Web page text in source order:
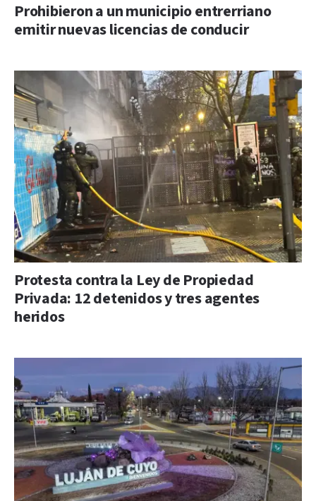
Prohibieron a un municipio entrerriano
emitir nuevas licencias de conducir
Protesta contra la Ley de Propiedad
Privada: 12 detenidos y tres agentes
heridos